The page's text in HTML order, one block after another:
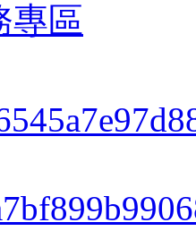
專區